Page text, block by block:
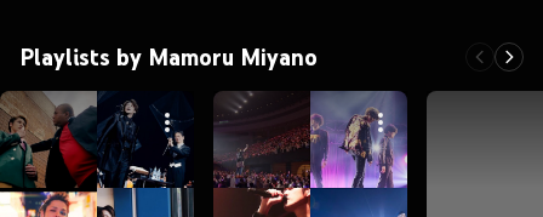
Playlists by Mamoru Miyano